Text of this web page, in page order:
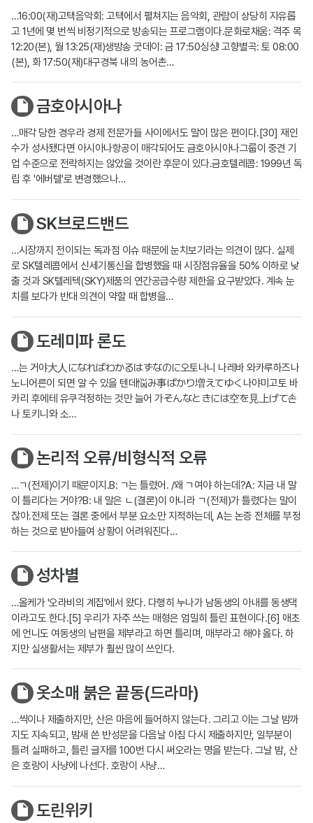
…16:00(재)고택음악회: 고택에서 펼쳐지는 음악회, 관람이 상당히 자유롭
고 1년에 몇 번씩 비정기적으로 방송되는 프로그램이다.문화로채움: 격주 목
12:20(본), 월 13:25(재)생방송 굿데이: 금 17:50싱싱! 고향별곡: 토 08:00
(본), 화 17:50(재)대구경북 내의 농어촌…
금호아시아나
…매각 당한 경우라 경제 전문가들 사이에서도 말이 많은 편이다.[30] 재인
수가 성사됐다면 아시아나항공이 매각되어도 금호아시아나그룹이 중견 기
업 수준으로 전락하지는 않았을 것이란 후문이 있다.금호텔레콤: 1999년 독
립 후 '에버텔'로 변경했으나…
SK브로드밴드
…시장까지 전이되는 독과점 이슈 때문에 눈치보기라는 의견이 많다. 실제
로 SK텔레콤에서 신세기통신을 합병했을 때 시장점유율을 50% 이하로 낮
출 것과 SK텔레텍(SKY)제품의 연간공급수량 제한을 요구받았다. 계속 눈
치를 보다가 반대 의견이 약할 때 합병을…
도레미파 론도
…는 거야大人になればわかるはずなのに오토나니 나레바 와카루하즈나
노니어른이 되면 알 수 있을 텐데悩み事ばかり増えてゆく나야미고토 바
카리 후에테 유쿠걱정하는 것만 늘어 가そんなときには空を見上げて손
나 토키니와 소…
논리적 오류/비형식적 오류
…ㄱ(전제)이기 때문이지.B: ㄱ는 틀렸어. /왜 ㄱ여야 하는데?A: 지금 내 말
이 틀리다는 거야?B: 내 말은 ㄴ(결론)이 아니라 ㄱ(전제)가 틀렸다는 말이
잖아.전제 또는 결론 중에서 부분 요소만 지적하는데, A는 논증 전체를 부정
하는 것으로 받아들여 상황이 어려워진다…
성차별
…올케가 '오라비의 계집'에서 왔다. 다행히 누나가 남동생의 아내를 동생댁
이라고도 한다.[5] 우리가 자주 쓰는 매형은 엄밀히 틀린 표현이다.[6] 애초
에 언니도 여동생의 남편을 제부라고 하면 틀리며, 매부라고 해야 옳다. 하
지만 실생활서는 제부가 훨씬 많이 쓰인다.
옷소매 붉은 끝동(드라마)
…씩이나 제출하지만, 산은 마음에 들어하지 않는다. 그리고 이는 그날 밤까
지도 지속되고, 밤새 쓴 반성문을 다음날 아침 다시 제출하지만, 일부분이
틀려 실패하고, 틀린 글자를 100번 다시 써오라는 명을 받는다. 그날 밤, 산
은 호랑이 사냥에 나선다. 호랑이 사냥…
도린위키